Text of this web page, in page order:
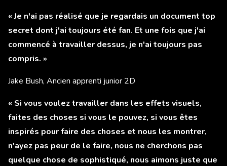
« Je n'ai pas réalisé que je regardais un document top
secret dont j'ai toujours été fan. Et une fois que j'ai
commencé à travailler dessus, je n'ai toujours pas
compris. »
Jake Bush, Ancien apprenti junior 2D
« Si vous voulez travailler dans les effets visuels,
faites des choses si vous le pouvez, si vous êtes
inspirés pour faire des choses et nous les montrer,
n'ayez pas peur de le faire, nous ne cherchons pas
quelque chose de sophistiqué, nous aimons juste que